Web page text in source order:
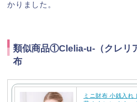
かりました。
類似商品①Clelia-u-（クレリ
布
ミニ財布 小銭入れ